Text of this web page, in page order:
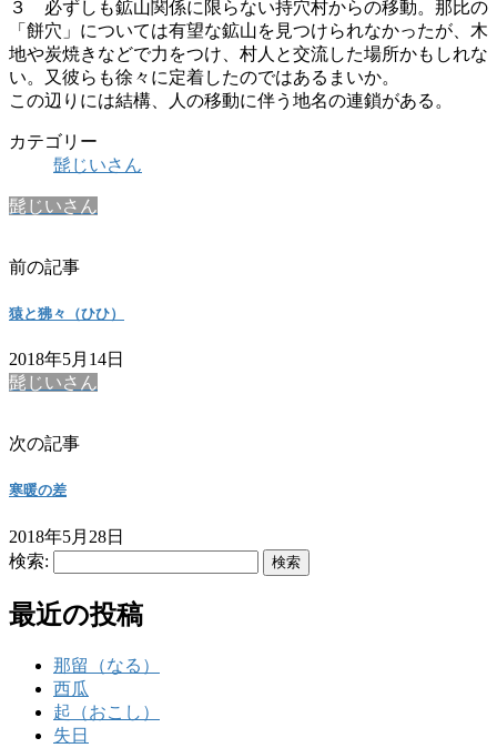
３ 必ずしも鉱山関係に限らない持穴村からの移動。那比の
「餅穴」については有望な鉱山を見つけられなかったが、木
地や炭焼きなどで力をつけ、村人と交流した場所かもしれな
い。又彼らも徐々に定着したのではあるまいか。
この辺りには結構、人の移動に伴う地名の連鎖がある。
カテゴリー
髭じいさん
髭じいさん
前の記事
猿と狒々（ひひ）
2018年5月14日
髭じいさん
次の記事
寒暖の差
2018年5月28日
検索:
最近の投稿
那留（なる）
西瓜
起（おこし）
失日